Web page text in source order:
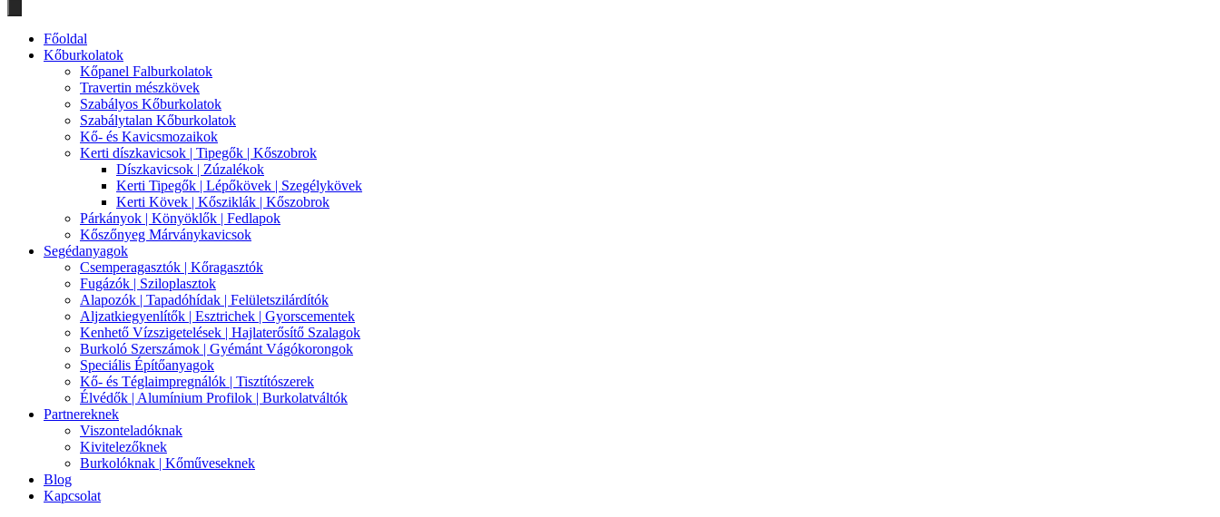
Főoldal
Kőburkolatok
Kőpanel Falburkolatok
Travertin mészkövek
Szabályos Kőburkolatok
Szabálytalan Kőburkolatok
Kő- és Kavicsmozaikok
Kerti díszkavicsok | Tipegők | Kőszobrok
Díszkavicsok | Zúzalékok
Kerti Tipegők | Lépőkövek | Szegélykövek
Kerti Kövek | Kősziklák | Kőszobrok
Párkányok | Könyöklők | Fedlapok
Kőszőnyeg Márványkavicsok
Segédanyagok
Csemperagasztók | Kőragasztók
Fugázók | Sziloplasztok
Alapozók | Tapadóhídak | Felületszilárdítók
Aljzatkiegyenlítők | Esztrichek | Gyorscementek
Kenhető Vízszigetelések | Hajlaterősítő Szalagok
Burkoló Szerszámok | Gyémánt Vágókorongok
Speciális Építőanyagok
Kő- és Téglaimpregnálók | Tisztítószerek
Élvédők | Alumínium Profilok | Burkolatváltók
Partnereknek
Viszonteladóknak
Kivitelezőknek
Burkolóknak | Kőműveseknek
Blog
Kapcsolat